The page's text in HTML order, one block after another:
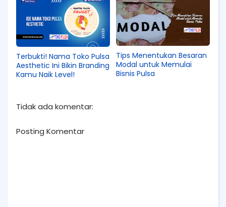
Terbukti! Nama Toko Pulsa
Aesthetic Ini Bikin Branding
Kamu Naik Level!
Tips Menentukan Besaran
Modal untuk Memulai
Bisnis Pulsa
Tidak ada komentar:
Posting Komentar